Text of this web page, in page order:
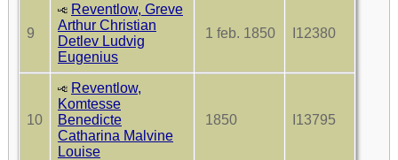
9
Reventlow, Greve
Arthur Christian
Detlev Ludvig
Eugenius
1 feb. 1850 I12380
10
Reventlow,
Komtesse
Benedicte
Catharina Malvine
Louise
1850 I13795